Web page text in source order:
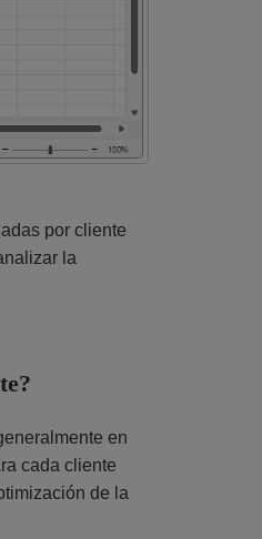
por cliente
la
en
cada cliente
de la